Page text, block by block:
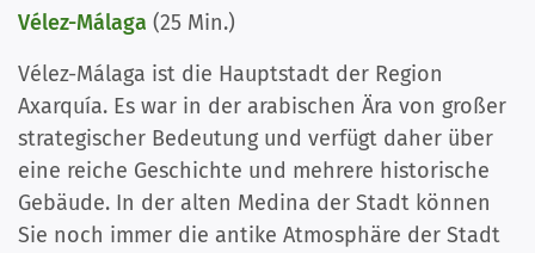
Vélez-Málaga (25 Min.)
Vélez-Málaga ist die Hauptstadt der Region
Axarquía. Es war in der arabischen Ära von großer
strategischer Bedeutung und verfügt daher über
eine reiche Geschichte und mehrere historische
Gebäude. In der alten Medina der Stadt können
Sie noch immer die antike Atmosphäre der Stadt